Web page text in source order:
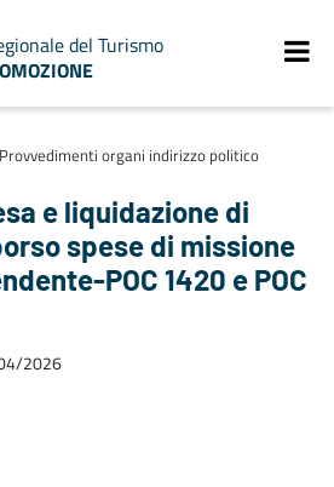
del Turismo
Provvedimenti organi indirizzo politico
e liquidazione di
spese di missione
POC 1420 e POC
2026